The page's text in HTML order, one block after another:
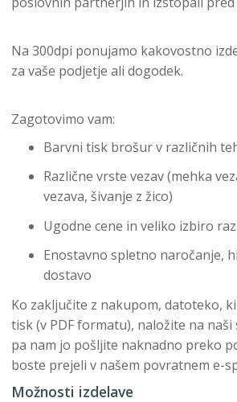
Na 300dpi ponujamo kakovostno
za vaše podjetje ali dogodek.
Zagotovimo vam:
Barvni tisk brošur v različnih
Različne vrste vezav (mehka
vezava, šivanje z žico)
Ugodne cene in veliko izbiro
Enostavno spletno naročanje,
dostavo
Ko zaključite z nakupom, datoteko,
tisk (v PDF formatu), naložite na
pa nam jo pošljite naknadno preko
boste prejeli v našem povratnem e-
Možnosti izdelave